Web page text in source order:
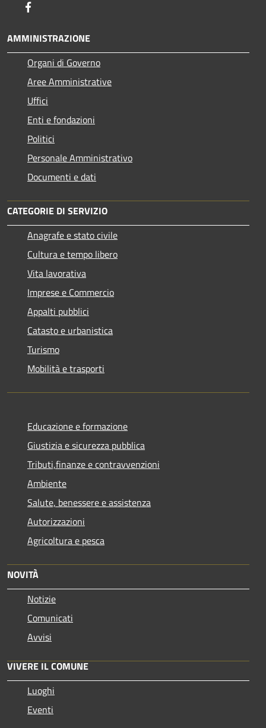
AMMINISTRAZIONE
Organi di Governo
Aree Amministrative
Uffici
Enti e fondazioni
Politici
Personale Amministrativo
Documenti e dati
CATEGORIE DI SERVIZIO
Anagrafe e stato civile
Cultura e tempo libero
Vita lavorativa
Imprese e Commercio
Appalti pubblici
Catasto e urbanistica
Turismo
Mobilità e trasporti
Educazione e formazione
Giustizia e sicurezza pubblica
Tributi,finanze e contravvenzioni
Ambiente
Salute, benessere e assistenza
Autorizzazioni
Agricoltura e pesca
NOVITÀ
Notizie
Comunicati
Avvisi
VIVERE IL COMUNE
Luoghi
Eventi